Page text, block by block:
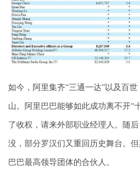
如今，阿里集齐“三通一达”以及百
山。阿里巴巴能够如此成功离不开“
了收权，请来外部职业经理人。随
没，部分罗汉们又重回历史舞台。
巴巴最高领导团体的合伙人。